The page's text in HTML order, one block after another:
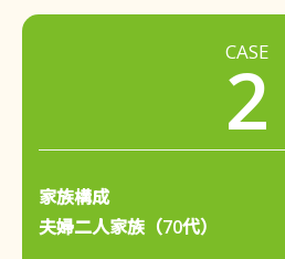
CASE
2
家族構成
夫婦二人家族（70代）